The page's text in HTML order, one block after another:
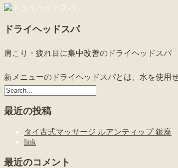
ドライヘッドスパ
肩こり・疲れ目に集中改善のドライヘッドスパ
新メニューのドライヘッドスパとは、水を使用
最近の投稿
タイ古式マッサージ ルアンティップ 銀座
link
最近のコメント